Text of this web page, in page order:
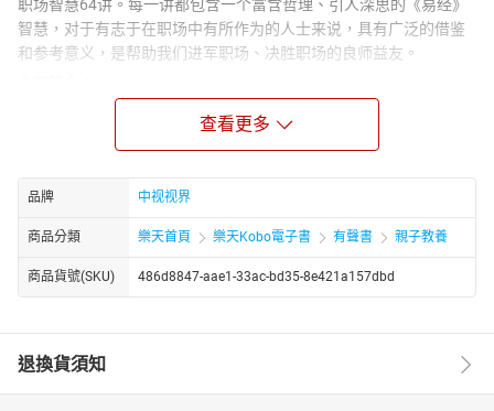
职场智慧64讲。每一讲都包含一个富含哲理、引人深思的《易经》
智慧，对于有志于在职场中有所作为的人士来说，具有广泛的借鉴
和参考意义，是帮助我们进军职场、决胜职场的良师益友。
杨力是国学大家、首席中医养生专家、著名中医学家、著名易学
家、作家、历史文化学者、中国医易学创始人、易经养生法开创
院研究生院教授、北京周易研究会会长。杨力教授学识渊博，精通
文史哲医和养生文化，行医五十年，主讲研究生《易经》《黄帝内
经》等近四十年。
查看更多
品牌 中视视界
商品分類 樂天首頁 樂天Kobo電子書 有聲書 親子教養
商品貨號(SKU) 486d8847-aae1-33ac-bd35-8e421a157dbd
退換貨須知